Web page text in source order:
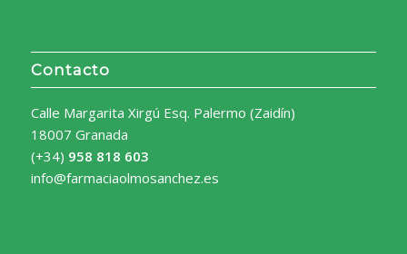
Contacto
Calle Margarita Xirgú Esq. Palermo (Zaidín)
18007 Granada
(+34) 958 818 603
info@farmaciaolmosanchez.es